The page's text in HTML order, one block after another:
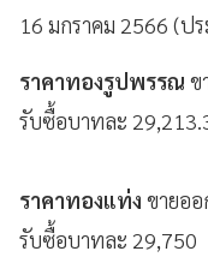
16 มกราคม 2566 (ป
ราคาทองรูปพรรณ ข
รับซื้อบาทละ
ราคาทองแท่ง ขายอ
รับซื้อบาทละ 29,750